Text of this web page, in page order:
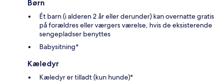
Børn
Ét barn (i alderen 2 år eller derunder) kan overnatte gratis
på forældres eller værgers værelse, hvis de eksisterende
sengepladser benyttes
Babysitning*
Kæledyr
Kæledyr er tilladt (kun hunde)*